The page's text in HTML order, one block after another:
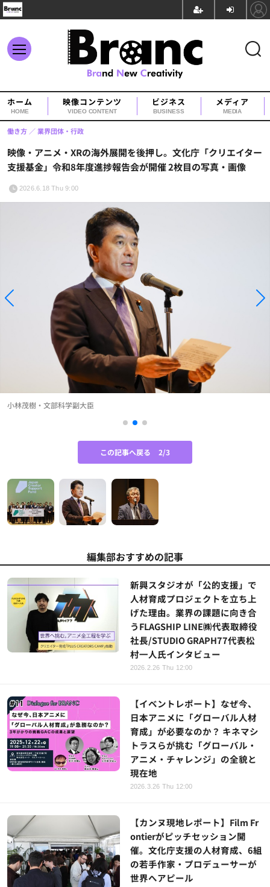
ホーム
HOME
映像コンテンツ
VIDEO CONTENT
ビジネス
BUSINESS
メディア
MEDIA
映像・アニメ・XRの海外展開を後押し。文化庁「クリエイター
支援基金」令和8年度進捗報告会が開催 2枚目の写真・画像
働き方 業界団体・行政
2026.6.18 Thu 9:00
小林茂樹・文部科学副大臣
この記事へ戻る 2/3
編集部おすすめの記事
新興スタジオが「公的支援」で
人材育成プロジェクトを立ち上
げた理由。業界の課題に向き合
うFLAGSHIP LINE㈱代表取締役
社長/STUDIO GRAPH77代表松
村一人氏インタビュー
2026.2.26 Thu 12:00
【イベントレポート】なぜ今、
日本アニメに「グローバル人材
育成」が必要なのか？ キネマシ
トラスらが挑む「グローバル・
アニメ・チャレンジ」の全貌と
現在地
2026.3.26 Thu 12:00
【カンヌ現地レポート】Film Fr
ontierがピッチセッション開
催。文化庁支援の人材育成、6組
の若手作家・プロデューサーが
世界へアピール